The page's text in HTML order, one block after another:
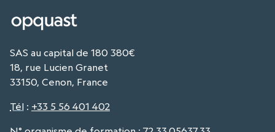
SAS au capital de 180 380€
18, rue Lucien Granet
33150, Cenon, France
Tél : +33 5 56 401 402